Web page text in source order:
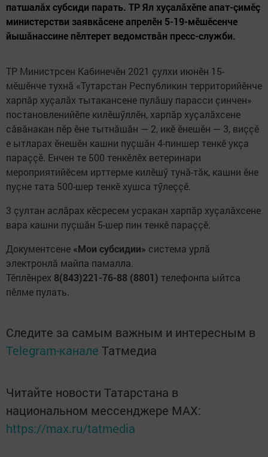
патшалăх субсиди парать. ТР Ял хуçалăхӗпе апат-çимӗç
министерстви заявкăсене апрелӗн 5-19-мӗшӗсенче
йышăнассине пӗлтерет ведомствăн пресс-служби.
ТР Министрсен Кабинечӗн 2021 çулхи июнӗн 15-
мӗшӗнче тухнă «Тутарстан Республикин территорийӗнче
харпăр хуçалăх тытакансене пулăшу парасси çинчен»
постановленийӗпе килӗшӳллӗн, харпăр хуçалăхсене
сăвăнакан пӗр ӗне тытнăшăн — 2, икӗ ӗнешӗн — 3, виççӗ
е ытларах ӗнешӗн кашни пуçшăн 4-пиншер тенкӗ укçа
параççӗ. Енчен те 500 тенкӗлӗх ветеринари
мероприятийӗсем ирттерме килӗшӳ тунă-тăк, кашни ӗне
пуçне тата 500-шер тенкӗ хушса тӳлеççӗ.
3 çултан аслăрах кӗсресем усракан харпăр хуçалăхсене
вара кашни пуçшăн 5-шер пин тенкӗ параççӗ.
Документсене «Мои субсидии» система урлă
электронлă майпа памалла.
Тӗплӗнрех 8(843)221-76-88 (8801) телефонпа ыйтса
пӗлме пулать.
Следите за самым важным и интересным в
Telegram-канале Татмедиа
Читайте новости Татарстана в
национальном мессенджере MАХ:
https://max.ru/tatmedia